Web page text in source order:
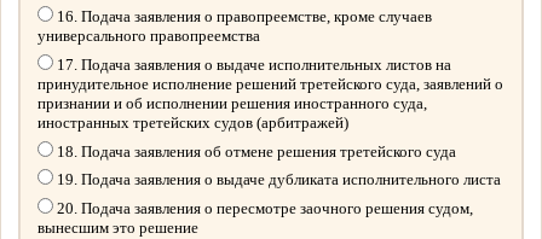
16. Подача заявления о правопреемстве, кроме случаев
универсального правопреемства
17. Подача заявления о выдаче исполнительных листов на
принудительное исполнение решений третейского суда, заявлений о
признании и об исполнении решения иностранного суда,
иностранных третейских судов (арбитражей)
18. Подача заявления об отмене решения третейского суда
19. Подача заявления о выдаче дубликата исполнительного листа
20. Подача заявления о пересмотре заочного решения судом,
вынесшим это решение